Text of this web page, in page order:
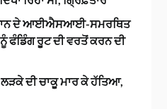
ਦੇ ਆਈਐਸਆਈ-ਸਮਰਥਿਤ
ਫੰਡਿੰਗ ਰੂਟ ਦੀ ਵਰਤੋਂ ਕਰਨ ਦੀ
ਲੜਕੇ ਦੀ ਚਾਕੂ ਮਾਰ ਕੇ ਹੱਤਿਆ,